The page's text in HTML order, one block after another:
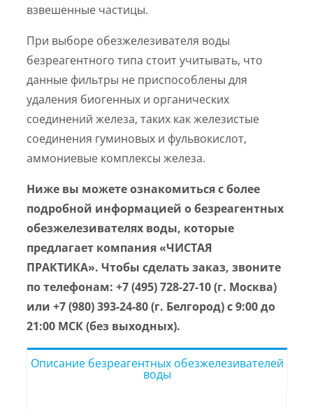
взвешенные частицы.
При выборе обезжелезивателя воды
безреагентного типа стоит учитывать, что
данные фильтры не приспособлены для
удаления биогенных и органических
соединений железа, таких как железистые
соединения гуминовых и фульвокислот,
аммониевые комплексы железа.
Ниже вы можете ознакомиться с более
подробной информацией о безреагентных
обезжелезивателях воды, которые
предлагает компания «ЧИСТАЯ
ПРАКТИКА». Чтобы сделать заказ, звоните
по телефонам: +7 (495) 728-27-10 (г. Москва)
или +7 (980) 393-24-80 (г. Белгород) с 9:00 до
21:00 МСК (без выходных).
Описание безреагентных обезжелезивателей
воды